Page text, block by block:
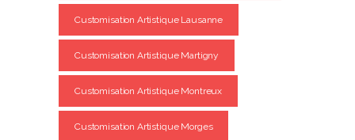
Customisation Artistique Lausanne
Customisation Artistique Martigny
Customisation Artistique Montreux
Customisation Artistique Morges